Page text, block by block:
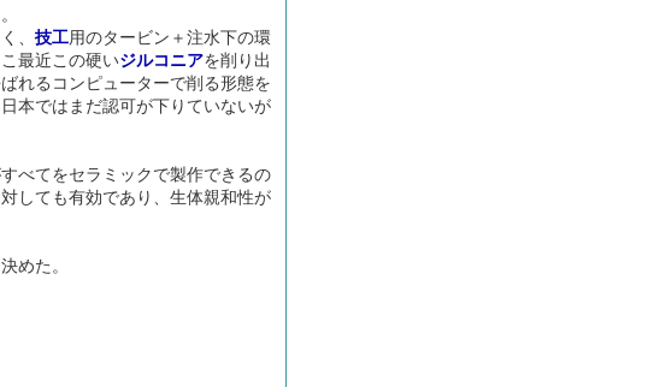
、 技工用のタービン＋注水下の環
最近この硬いジルコニアを削り出
れるコンピューターで削る形態を
本ではまだ認可が下りていないが
べてをセラミックで製作できるの
しても有効であり、生体親和性が
めた。